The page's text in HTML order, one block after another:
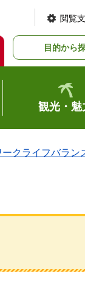
閲覧
目的から
観光・魅
ークライフバラン